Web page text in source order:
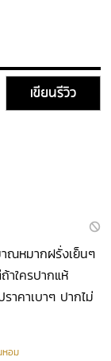
เขียนรีวิว
ณหมากฝรั่งเย็นๆ
าใครปากแห้
าคาเบาๆ ปากไม่
หอม